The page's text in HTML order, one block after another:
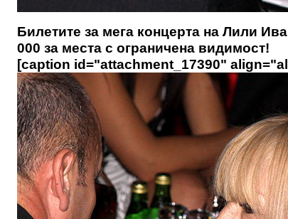
Билетите за мега концерта на Лили
000 за места с ограничена видимост!
[caption id="attachment_17390"